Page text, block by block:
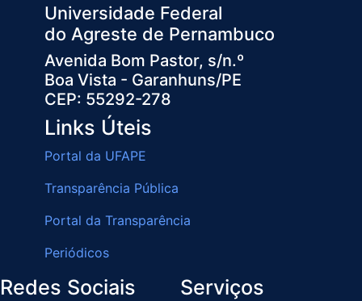
Universidade Federal
do Agreste de Pernambuco
Avenida Bom Pastor, s/n.º
Boa Vista - Garanhuns/PE
CEP: 55292-278
Links Úteis
Portal da UFAPE
Transparência Pública
Portal da Transparência
Periódicos
Redes Sociais Serviços